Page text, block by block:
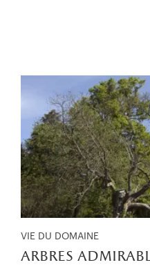
VIE DU DOMAINE
arbres